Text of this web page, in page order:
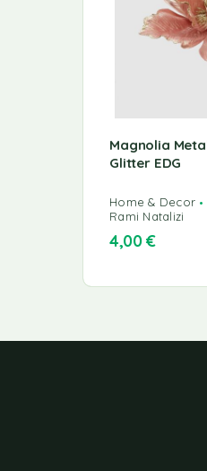
Magnolia
Glitter EDG
Home & Decor
Rami Natalizi
4,00€